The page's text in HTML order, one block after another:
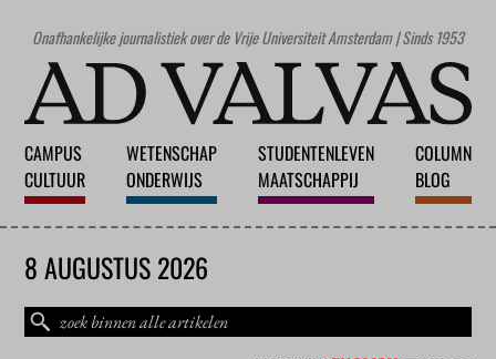
Onafhankelijke journalistiek over de Vrije Universiteit Amsterdam | Sinds 1953
CAMPUS
CULTUUR
WETENSCHAP
ONDERWIJS
STUDENTENLEVEN
MAATSCHAPPIJ
COLUMN
BLOG
8 AUGUSTUS 2026